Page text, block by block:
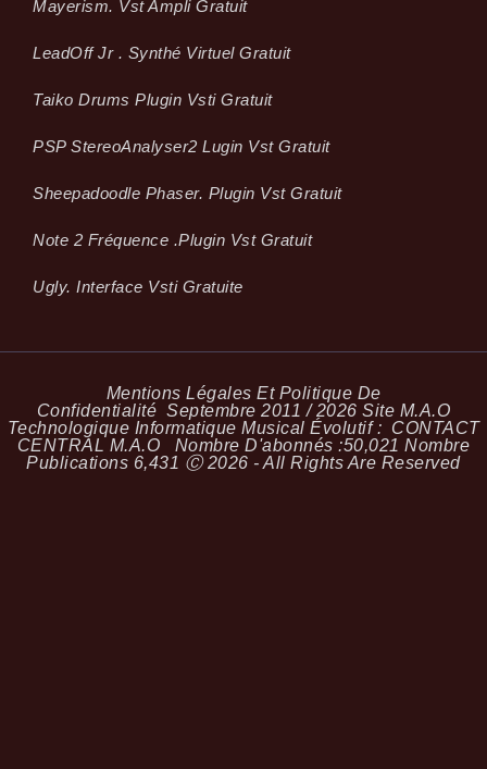
Mayerism. Vst Ampli Gratuit
LeadOff Jr . Synthé Virtuel Gratuit
Taiko Drums Plugin Vsti Gratuit
PSP StereoAnalyser2 Lugin Vst Gratuit
Sheepadoodle Phaser. Plugin Vst Gratuit
Note 2 Fréquence .plugin Vst Gratuit
Ugly. Interface Vsti Gratuite
Mentions Légales Et Politique De
Confidentialité Septembre 2011 / 2026 Site M.A.O
Technologique Informatique Musical Évolutif : CONTACT
CENTRAL M.A.O Nombre D'abonnés :50,021 Nombre
Publications 6,431 Ⓒ 2026 - All Rights Are Reserved